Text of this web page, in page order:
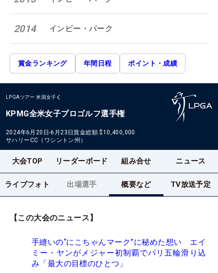
2014 インビー・パーク
賞金ランキング 年間日程 ポイント・成績
LPGAツアー 米国女子
KPMG全米女子プロゴルフ選手権
2024年6月20日-6月23日賞金総額 $10,400,000
サハリーCC（ワシントン州）
大会TOP リーダーボード 組み合せ ニュース
ライブフォト 出場選手 概要など TV放送予定
【この大会のニュース】
手縫いの“にこちゃんマーク”に秘めた想い エイ
ミー・ヤンがメジャー初制覇でパリ五輪滑り込
み「最大の目標のひとつ」